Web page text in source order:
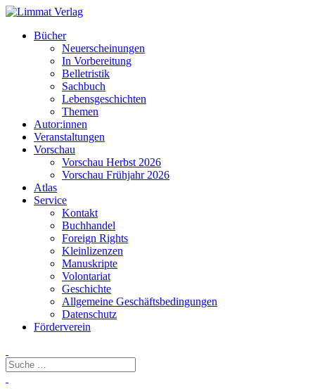
Bücher
Neuerscheinungen
In Vorbereitung
Belletristik
Sachbuch
Lebensgeschichten
Themen
Autor:innen
Veranstaltungen
Vorschau
Vorschau Herbst 2026
Vorschau Frühjahr 2026
Atlas
Service
Kontakt
Buchhandel
Foreign Rights
Kleinlizenzen
Manuskripte
Volontariat
Geschichte
Allgemeine Geschäftsbedingungen
Datenschutz
Förderverein